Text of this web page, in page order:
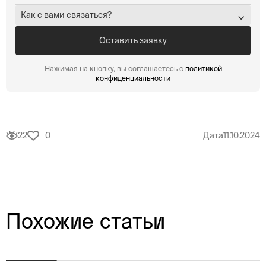
Как с вами связаться?
Нажимая на кнопку, вы соглашаетесь с политикой
конфиденциальности
22 0 Дата11.10.2024
Похожие статьи